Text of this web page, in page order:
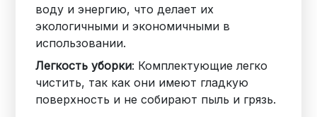
воду и энергию, что делает их
экологичными и экономичными в
использовании.
Легкость уборки: Комплектующие легко
чистить, так как они имеют гладкую
поверхность и не собирают пыль и грязь.